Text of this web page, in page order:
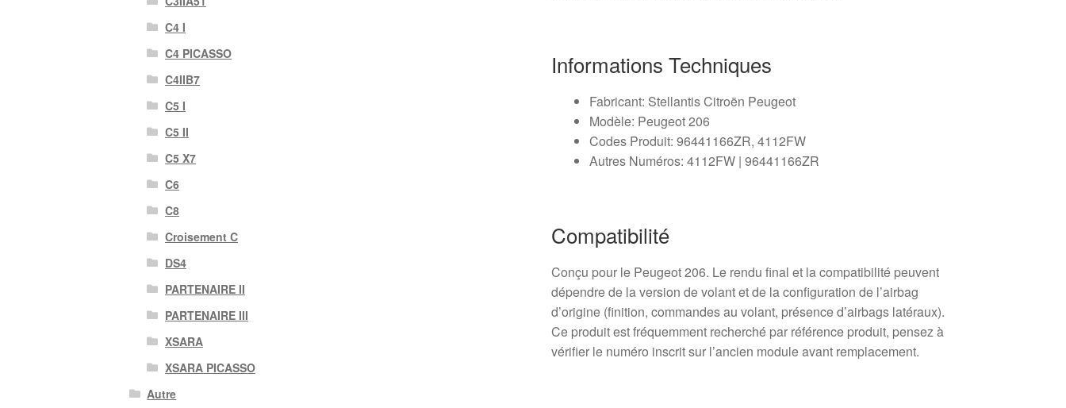
Informations Techniques
Fabricant: Stellantis Citroën Peugeot
Modèle: Peugeot 206
Codes Produit: 96441166ZR, 4112FW
Autres Numéros: 4112FW | 96441166ZR
Compatibilité
Conçu pour le Peugeot 206. Le rendu final et la compatibilité peuvent
dépendre de la version de volant et de la configuration de l’airbag
d’origine (finition, commandes au volant, présence d’airbags latéraux).
Ce produit est fréquemment recherché par référence produit, pensez à
vérifier le numéro inscrit sur l’ancien module avant remplacement.
C4 I
C4 PICASSO
C4IIB7
C5 I
C5 II
C5 X7
C6
C8
Croisement C
DS4
PARTENAIRE II
PARTENAIRE III
XSARA
XSARA PICASSO
Autre